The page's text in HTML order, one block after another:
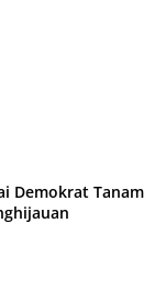
Demokrat Tanam